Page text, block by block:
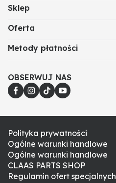
Sklep
Oferta
Metody płatności
OBSERWUJ NAS
Polityka prywatności
Ogólne warunki handlowe
Ogólne warunki handlowe
CLAAS PARTS SHOP
Regulamin ofert specjalnych